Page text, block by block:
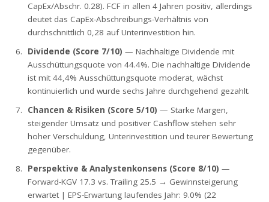
CapEx/Abschr. 0.28). FCF in allen 4 Jahren positiv, allerdings
deutet das CapEx-Abschreibungs-Verhältnis von
durchschnittlich 0,28 auf Unterinvestition hin.
Dividende (Score 7/10) — Nachhaltige Dividende mit
Ausschüttungsquote von 44.4%. Die nachhaltige Dividende
ist mit 44,4% Ausschüttungsquote moderat, wächst
kontinuierlich und wurde sechs Jahre durchgehend gezahlt.
Chancen & Risiken (Score 5/10) — Starke Margen,
steigender Umsatz und positiver Cashflow stehen sehr
hoher Verschuldung, Unterinvestition und teurer Bewertung
gegenüber.
Perspektive & Analystenkonsens (Score 8/10) —
Forward-KGV 17.3 vs. Trailing 25.5 → Gewinnsteigerung
erwartet | EPS-Erwartung laufendes Jahr: 9.0% (22